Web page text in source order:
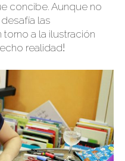
concibe. Aunque no
las
a la ilustración
realidad!